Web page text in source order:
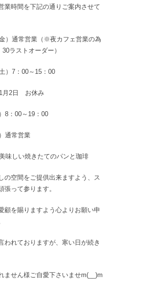
業時間を下記の通りご案内させて
）通常営業（※夜カフェ営業の為
ラストオーダー）
）7：00～15：00
月2日 お休み
8：00～19：00
通常営業
味しい焼きたてのパンと珈琲
の空間をご提供出来ますよう、ス
張って参ります。
顧を賜りますよう心よりお願い申
われておりますが、寒い日が続き
ません様ご自愛下さいませm(__)m